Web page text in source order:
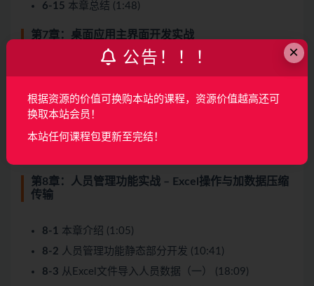
6-15 本章总结 (1:48)
第7章：桌面应用主界面开发实战
7-2 主界面静态部分开发 (1:52)
7-3设置程序的托盘图标 (14:56)
7-4设置程序的快捷键键 (26:34)
第8章：人员管理功能实战 – Excel操作与加数据压缩
传输
8-1 本章介绍 (1:05)
8-2 人员管理功能静态部分开发 (10:41)
8-3 从Excel文件导入人员数据（一） (18:09)
×
公告！！！
根据资源的价值可换购本站的课程，资源价值越高还可
换取本站会员！
本站任何课程包更新至完结！